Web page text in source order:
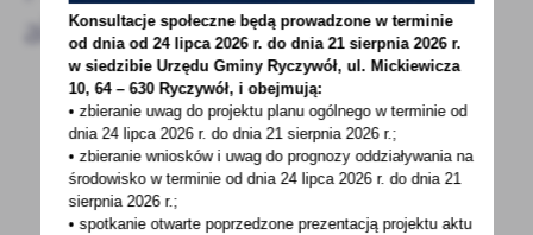
aktualności
19 - 08 - 2022
ZUS apeluje do seniorów w sprawie
czternastej emerytury
Konsultacje społeczne będą prowadzone w terminie
od dnia od 24 lipca 2026 r. do dnia 21 sierpnia 2026 r.
w siedzibie Urzędu Gminy Ryczywół, ul. Mickiewicza
10, 64 – 630 Ryczywół, i obejmują:
• zbieranie uwag do projektu planu ogólnego w terminie od
dnia 24 lipca 2026 r. do dnia 21 sierpnia 2026 r.;
• zbieranie wniosków i uwag do prognozy oddziaływania na
środowisko w terminie od dnia 24 lipca 2026 r. do dnia 21
sierpnia 2026 r.;
• spotkanie otwarte poprzedzone prezentacją projektu aktu